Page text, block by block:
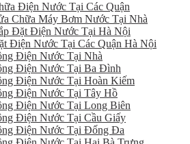
Điện Nước Tại Các Quận
Chữa Máy Bơm Nước Tại Nhà
Đặt Điện Nước Tại Hà Nội
Điện Nước Tại Các Quận Hà Nội
Điện Nước Tại Nhà
Điện Nước Tại Ba Đình
Điện Nước Tại Hoàn Kiếm
Điện Nước Tại Tây Hồ
Điện Nước Tại Long Biên
Điện Nước Tại Cầu Giấy
Điện Nước Tại Đống Đa